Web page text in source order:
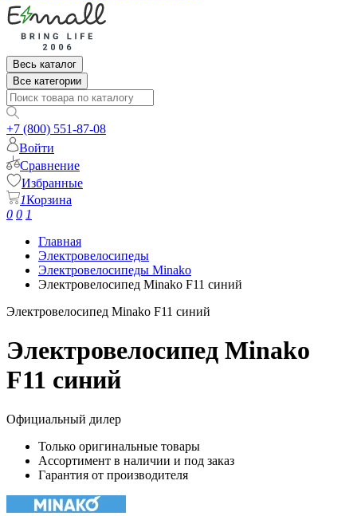
Весь каталог
Все категории
+7 (800) 551-87-08
Войти
Сравнение
Избранные
1Корзина
0 0 1
Главная
Электровелосипеды
Электровелосипеды Minako
Электровелосипед Minako F11 синий
Электровелосипед Minako F11 синий
Электровелосипед Minako
F11 синий
Официальный дилер
Только оригинальные товары
Ассортимент в наличии и под заказ
Гарантия от производителя